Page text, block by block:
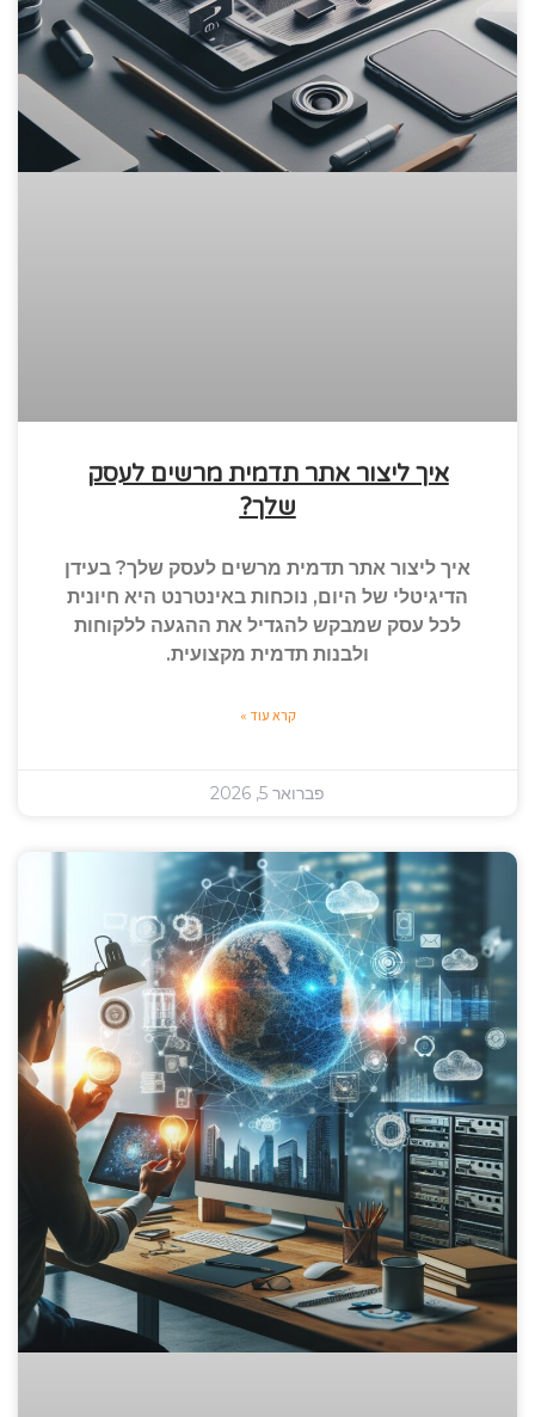
איך ליצור אתר תדמית מרשים לעסק
שלך?
איך ליצור אתר תדמית מרשים לעסק שלך? בעידן
הדיגיטלי של היום, נוכחות באינטרנט היא חיונית
לכל עסק שמבקש להגדיל את ההגעה ללקוחות
ולבנות תדמית מקצועית.
קרא עוד »
פברואר 5, 2026